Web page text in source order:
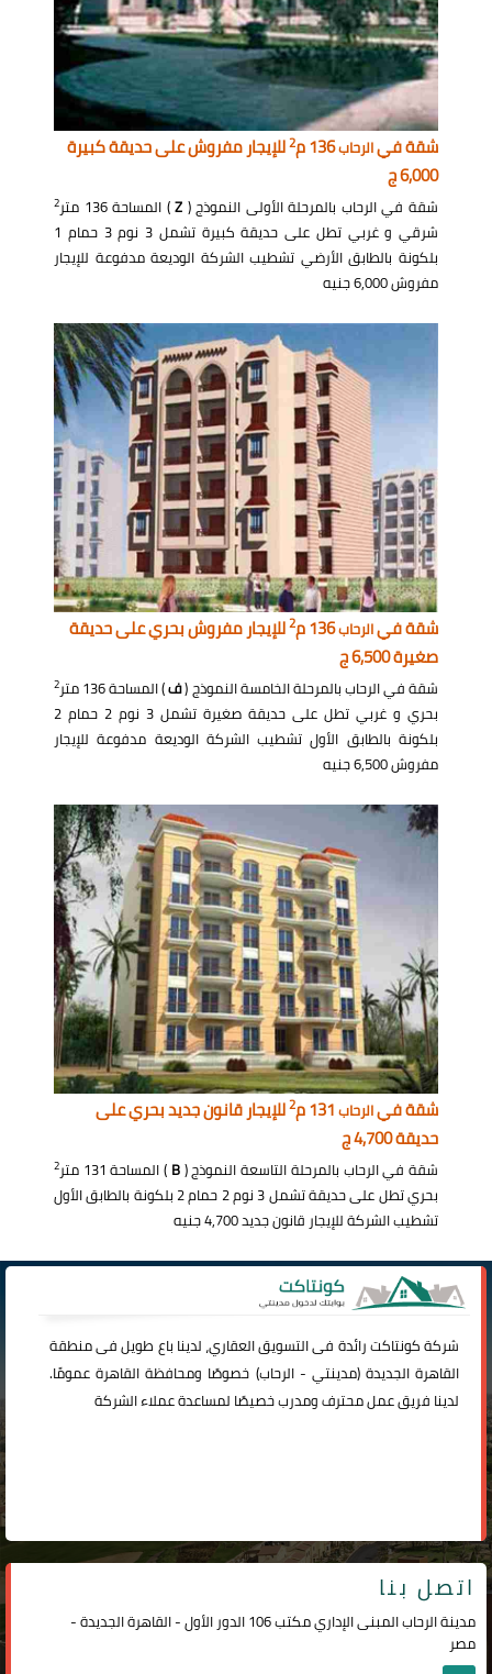
شقة فيالرحاب136 م 2للإيجار مفروش على حديقة كبيرة
6,000 ج
شقة في الرحاب بالمرحلة الأولى النموذج ( Z) المساحة 136 متر 2
شرقي و غربي تطل على حديقة كبيرة تشمل 3 نوم 3 حمام 1
بلكونة بالطابق الأرضي تشطيب الشركة الوديعة مدفوعة للإيجار
مفروش 6,000 جنيه
شقة فيالرحاب136 م 2للإيجار مفروش بحري على حديقة
صغيرة 6,500 ج
شقة في الرحاب بالمرحلة الخامسة النموذج (ف) المساحة 136 متر 2
بحري و غربي تطل على حديقة صغيرة تشمل 3 نوم 2 حمام 2
بلكونة بالطابق الأول تشطيب الشركة الوديعة مدفوعة للإيجار
مفروش 6,500 جنيه
شقة فيالرحاب 2للإيجار قانون جديد بحري على
حديقة 4,700 ج
شقة في الرحاب بالمرحلة التاسعة النموذج (B ) المساحة 131 متر 2
بحري تطل على حديقة تشمل 3 نوم 2 حمام 2 بلكونة بالطابق الأول
تشطيب الشركة للإيجار قانون جديد 4,700 جنيه
شركةكونتاكترائدة فى التسويق العقاري، لدينا باع طويل فى منطقة
القاهرة الجديدة (مدينتي -الرحاب) خصوصًا ومحافظة القاهرة عمومًا.
لدينا فريق عمل محترف ومدرب خصيصًا لمساعدة عملاء الشركة
اتصل بنا
مدينة الرحاب المبنى الإداري مكتب 106 الدور الأول - القاهرة الجديدة -
مصر